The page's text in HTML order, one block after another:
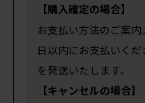
【購入確定の場合】
お支払い方法のご案
日以内にお支払いく
を発送いたします。
【キャンセルの場合】